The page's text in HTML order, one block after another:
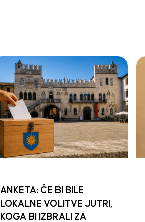
ANKETA: ČE BI BILE
LOKALNE VOLITVE JUTRI,
KOGA BI IZBRALI ZA